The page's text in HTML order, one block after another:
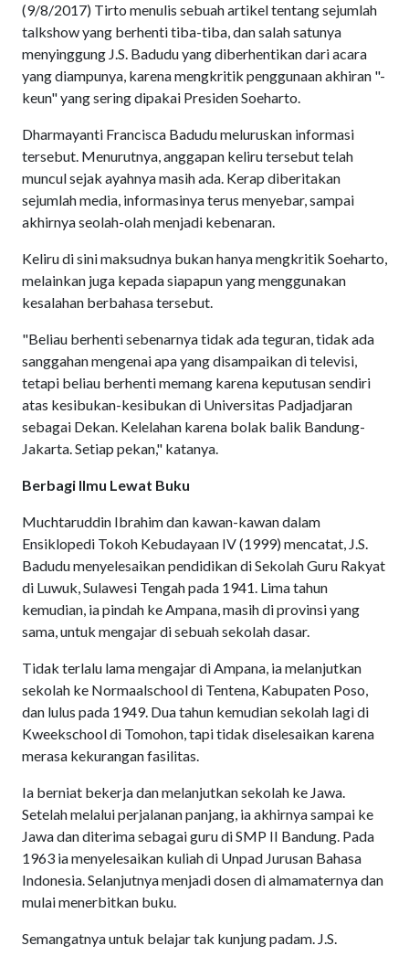
(9/8/2017) Tirto menulis sebuah artikel tentang sejumlah
talkshow yang berhenti tiba-tiba, dan salah satunya
menyinggung J.S. Badudu yang diberhentikan dari acara
yang diampunya, karena mengkritik penggunaan akhiran "-
keun" yang sering dipakai Presiden Soeharto.
Dharmayanti Francisca Badudu meluruskan informasi
tersebut. Menurutnya, anggapan keliru tersebut telah
muncul sejak ayahnya masih ada. Kerap diberitakan
sejumlah media, informasinya terus menyebar, sampai
akhirnya seolah-olah menjadi kebenaran.
Keliru di sini maksudnya bukan hanya mengkritik Soeharto,
melainkan juga kepada siapapun yang menggunakan
kesalahan berbahasa tersebut.
"Beliau berhenti sebenarnya tidak ada teguran, tidak ada
sanggahan mengenai apa yang disampaikan di televisi,
tetapi beliau berhenti memang karena keputusan sendiri
atas kesibukan-kesibukan di Universitas Padjadjaran
sebagai Dekan. Kelelahan karena bolak balik Bandung-
Jakarta. Setiap pekan," katanya.
Berbagi Ilmu Lewat Buku
Muchtaruddin Ibrahim dan kawan-kawan dalam
Ensiklopedi Tokoh Kebudayaan IV (1999) mencatat, J.S.
Badudu menyelesaikan pendidikan di Sekolah Guru Rakyat
di Luwuk, Sulawesi Tengah pada 1941. Lima tahun
kemudian, ia pindah ke Ampana, masih di provinsi yang
sama, untuk mengajar di sebuah sekolah dasar.
Tidak terlalu lama mengajar di Ampana, ia melanjutkan
sekolah ke Normaalschool di Tentena, Kabupaten Poso,
dan lulus pada 1949. Dua tahun kemudian sekolah lagi di
Kweekschool di Tomohon, tapi tidak diselesaikan karena
merasa kekurangan fasilitas.
Ia berniat bekerja dan melanjutkan sekolah ke Jawa.
Setelah melalui perjalanan panjang, ia akhirnya sampai ke
Jawa dan diterima sebagai guru di SMP II Bandung. Pada
1963 ia menyelesaikan kuliah di Unpad Jurusan Bahasa
Indonesia. Selanjutnya menjadi dosen di almamaternya dan
mulai menerbitkan buku.
Semangatnya untuk belajar tak kunjung padam. J.S.